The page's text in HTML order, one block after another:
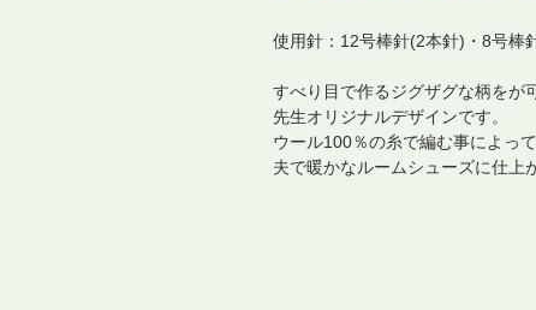
使用針：12号棒針(2本針)・8号棒
すべり目で作るジグザグな柄をが
先生オリジナルデザインです。
ウール100％の糸で編む事によっ
夫で暖かなルームシューズに仕上